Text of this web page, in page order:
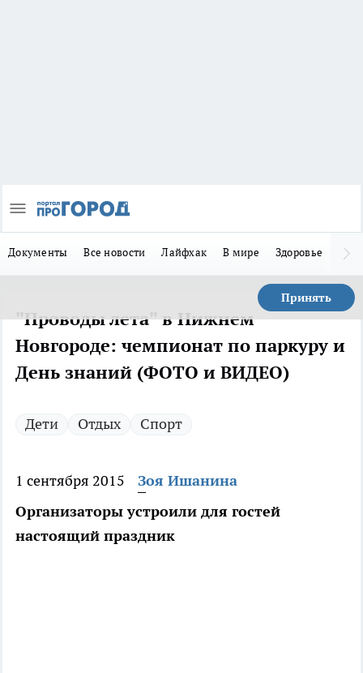
Документы Все новости Лайфхак В мире Здоровье
Принять
"Проводы лета" в Нижнем
Новгороде: чемпионат по паркуру и
День знаний (ФОТО и ВИДЕО)
Дети Отдых Спорт
1 сентября 2015
Зоя Ишанина
Организаторы устроили для гостей
настоящий праздник